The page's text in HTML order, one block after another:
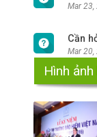
Mar 23,
Cần
Mar 20,
Hình